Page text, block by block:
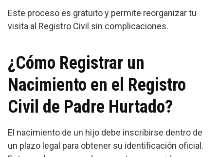
Este proceso es gratuito y permite reorganizar tu
visita al Registro Civil sin complicaciones.
¿Cómo Registrar un
Nacimiento en el Registro
Civil de Padre Hurtado?
El nacimiento de un hijo debe inscribirse dentro de
un plazo legal para obtener su identificación oficial.